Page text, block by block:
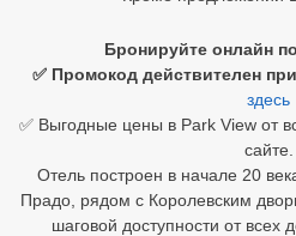
Бронируйте онлайн
✅ Промокод действителен
здесь
✅ Выгодные цены в Park View от
сайте.
Отель построен в начале 20
Прадо, рядом с Королевским
шаговой доступности от всех
Таиланд
ОАЭ
Египет
Куба